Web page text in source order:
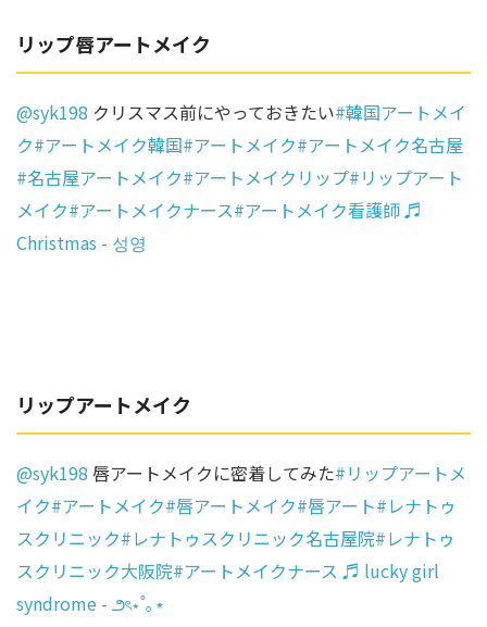
リップ唇アートメイク
@syk198 クリスマス前にやっておきたい#韓国アートメイ
ク#アートメイク韓国#アートメイク#アートメイク名古屋
#名古屋アートメイク#アートメイクリップ#リップアート
メイク#アートメイクナース#アートメイク看護師 ♬
Christmas - 성영
リップアートメイク
@syk198 唇アートメイクに密着してみた#リップアートメ
イク#アートメイク#唇アートメイク#唇アート#レナトゥ
スクリニック#レナトゥスクリニック名古屋院#レナトゥ
スクリニック大阪院#アートメイクナース ♬ lucky girl
syndrome - ౨ৎ⋆˚｡⋆